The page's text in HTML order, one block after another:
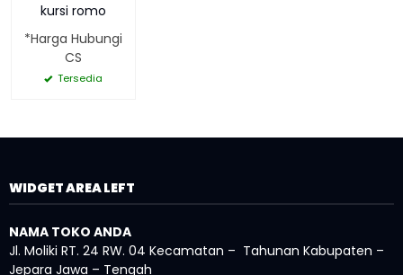
kursi romo
*Harga Hubungi
CS
Tersedia
WIDGET AREA LEFT
NAMA TOKO ANDA
Jl. Moliki RT. 24 RW. 04 Kecamatan – Tahunan Kabupaten –
Jepara Jawa – Tengah